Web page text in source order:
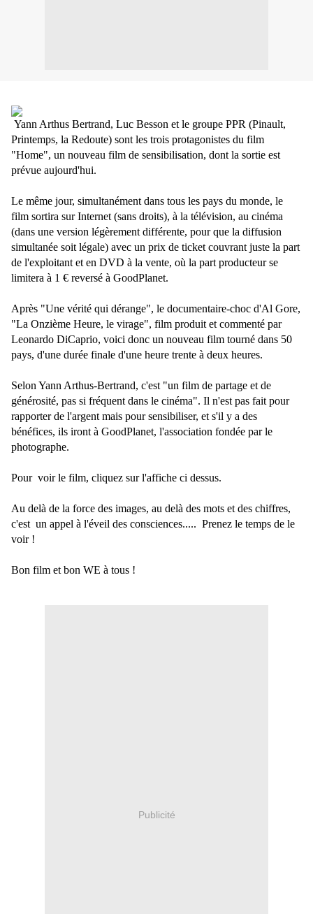
Yann Arthus Bertrand, Luc Besson et le groupe PPR (Pinault,
Printemps, la Redoute) sont les trois protagonistes du film
"Home", un nouveau film de sensibilisation, dont la sortie est
prévue aujourd'hui.
Le même jour, simultanément dans tous les pays du monde, le
film sortira sur Internet (sans droits), à la télévision, au cinéma
(dans une version légèrement différente, pour que la diffusion
simultanée soit légale) avec un prix de ticket couvrant juste la part
de l'exploitant et en DVD à la vente, où la part producteur se
limitera à 1 € reversé à GoodPlanet.
Après "Une vérité qui dérange", le documentaire-choc d'Al Gore,
"La Onzième Heure, le virage", film produit et commenté par
Leonardo DiCaprio, voici donc un nouveau film tourné dans 50
pays, d'une durée finale d'une heure trente à deux heures.
Selon Yann Arthus-Bertrand, c'est "un film de partage et de
générosité, pas si fréquent dans le cinéma". Il n'est pas fait pour
rapporter de l'argent mais pour sensibiliser, et s'il y a des
bénéfices, ils iront à GoodPlanet, l'association fondée par le
photographe.
Pour voir le film, cliquez sur l'affiche ci dessus.
Au delà de la force des images, au delà des mots et des chiffres,
c'est un appel à l'éveil des consciences..... Prenez le temps de le
voir !
Bon film et bon WE à tous !
Publicité